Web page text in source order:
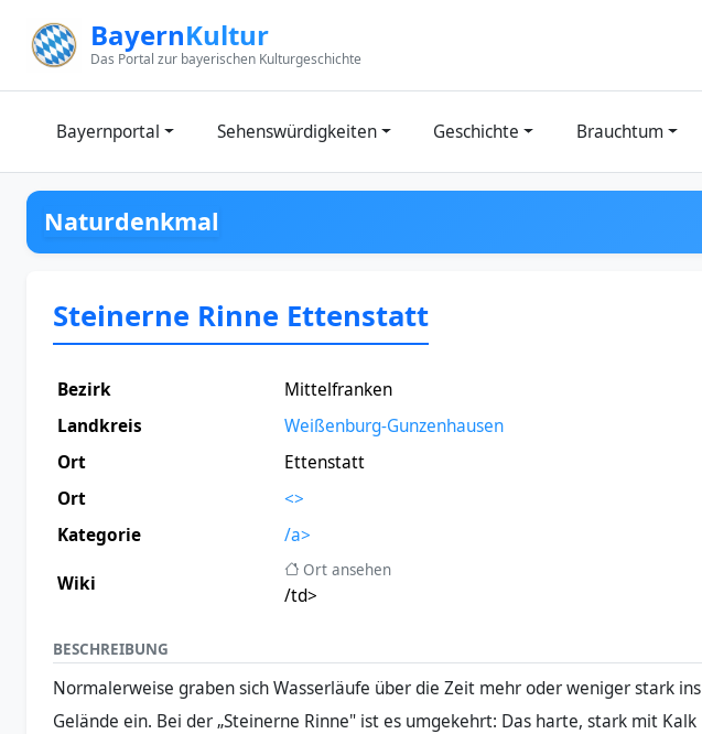
BayernKultur
Das Portal zur bayerischen Kulturgeschichte
Bayernportal Sehenswürdigkeiten Geschichte Brauchtum
Naturdenkmal
Steinerne Rinne Ettenstatt
Bezirk
Mittelfranken
Landkreis
Weißenburg-Gunzenhausen
Ort
Ettenstatt
Ort
<>
Kategorie
/a>
Wiki
Ort ansehen
/td>
BESCHREIBUNG
Normalerweise graben sich Wasserläufe über die Zeit mehr oder weniger stark ins
Gelände ein. Bei der „Steinerne Rinne" ist es umgekehrt: Das harte, stark mit Kalk